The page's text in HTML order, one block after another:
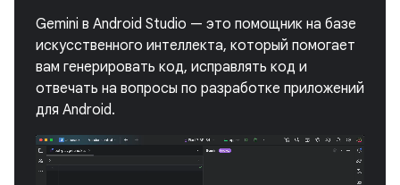
Gemini в Android Studio — это помощник на базе
искусственного интеллекта, который помогает
вам генерировать код, исправлять код и
отвечать на вопросы по разработке приложений
для Android.